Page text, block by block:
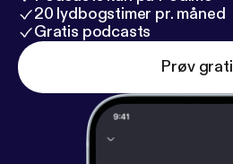
20 lydbogstimer pr. måned
Gratis podcasts
Prøv